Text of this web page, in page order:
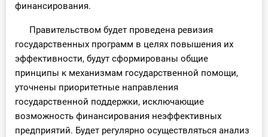
финансирования.
Правительством будет проведена ревизия
государственных программ в целях повышения их
эффективности, будут сформированы общие
принципы к механизмам государственной помощи,
уточнены приоритетные направления
государственной поддержки, исключающие
возможность финансирования неэффективных
предприятий. Будет регулярно осуществляться анализ